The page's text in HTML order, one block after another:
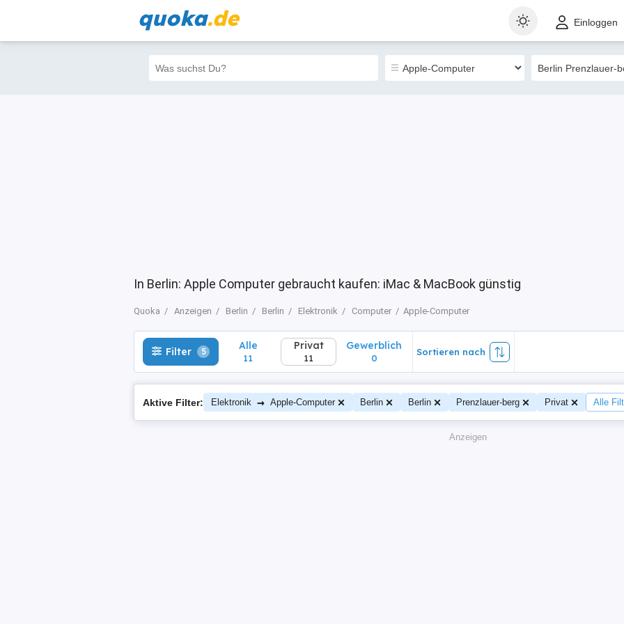
quoka.de Einloggen
In Berlin: Apple Computer gebraucht kaufen: iMac & MacBook günstig
Quoka Anzeigen Berlin Berlin Elektronik Computer Apple-Computer
Filter 5 Alle
11
Filter 5 Alle
11
Privat
11
Gewerblich
0
Sortieren nach
Aktive Filter: Elektronik → Apple-Computer Berlin Berlin Prenzlauer-berg Privat Alle
Anzeigen